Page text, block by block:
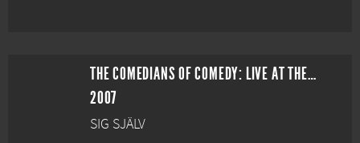
THE COMEDIANS OF COMEDY: LIVE AT THE TROUBADOUR
2007
SIG SJÄLV